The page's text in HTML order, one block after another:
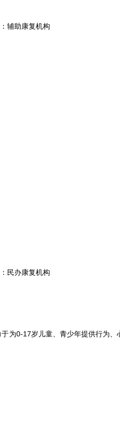
辅助康复机构
民办康复机构
为0-17岁儿童、青少年提供行为、